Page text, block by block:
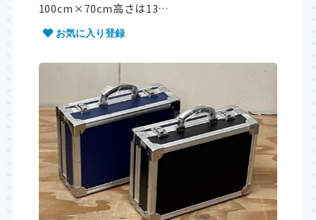
100cm×70cm高さは13…
お気に入り登録